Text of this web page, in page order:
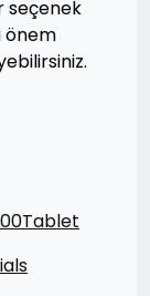
seçenek
önem